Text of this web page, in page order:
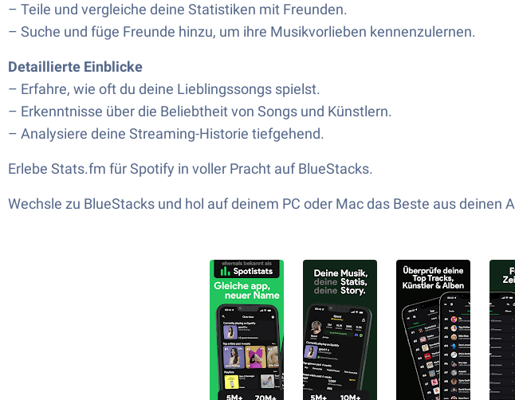
– Teile und vergleiche deine Statistiken mit Freunden.
– Suche und füge Freunde hinzu, um ihre Musikvorlieben kennenzulernen.
Detaillierte Einblicke
– Erfahre, wie oft du deine Lieblingssongs spielst.
– Erkenntnisse über die Beliebtheit von Songs und Künstlern.
– Analysiere deine Streaming-Historie tiefgehend.
Erlebe Stats.fm für Spotify in voller Pracht auf BlueStacks.
Wechsle zu BlueStacks und hol auf deinem PC oder Mac das Beste aus deinen